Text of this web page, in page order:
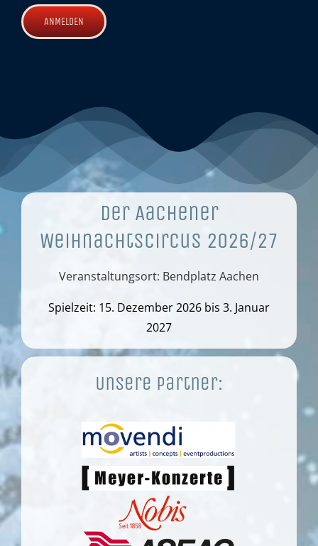
Der Aachener
Weihnachtscircus 2026/27
Veranstaltungsort: Bendplatz Aachen
Spielzeit: 15. Dezember 2026 bis 3. Januar
2027
Unsere Partner: